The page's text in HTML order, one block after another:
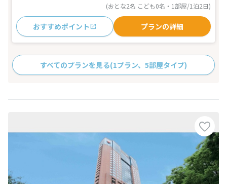
(おとな2名 こども0名・1部屋/1泊2日)
おすすめポイント プランの詳細
すべてのプランを見る(1プラン、5部屋タイプ)